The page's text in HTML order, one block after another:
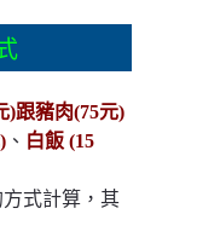
)跟豬肉(75元)
、 白飯 (15
式計算，其